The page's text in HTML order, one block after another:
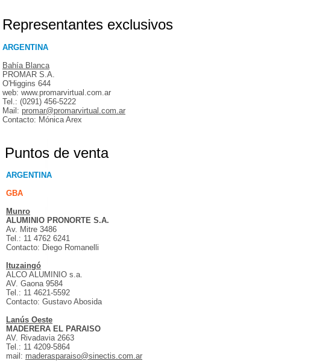
ARGENTINA
Bahía Blanca
PROMAR S.A.
O'Higgins 644
web: www.promarvirtual.com.ar
Tel.: (0291) 456-5222
Mail: promar@promarvirtual.com.ar
Contacto: Mónica Arex
ARGENTINA
GBA
Munro
ALUMINIO PRONORTE S.A.
Av. Mitre 3486
Tel.: 11 4762 6241
Contacto: Diego Romanelli
Ituzaingó
ALCO ALUMINIO s.a.
AV. Gaona 9584
Tel.: 11 4621-5592
Contacto: Gustavo Abosida
Lanús Oeste
MADERERA EL PARAISO
AV. Rivadavia 2663
Tel.: 11 4209-5864
mail: maderasparaiso@sinectis.com.ar
Puntos de venta
Representantes exclusivos